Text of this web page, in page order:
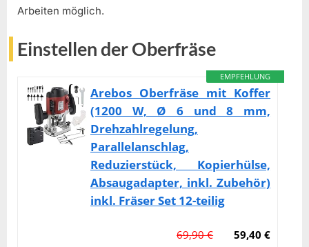
Arbeiten möglich.
Einstellen der Oberfräse
EMPFEHLUNG
Arebos Oberfräse mit Koffer
(1200 W, Ø 6 und 8 mm,
Drehzahlregelung,
Parallelanschlag,
Reduzierstück, Kopierhülse,
Absaugadapter, inkl. Zubehör)
inkl. Fräser Set 12-teilig
59,40 €
69,90 €